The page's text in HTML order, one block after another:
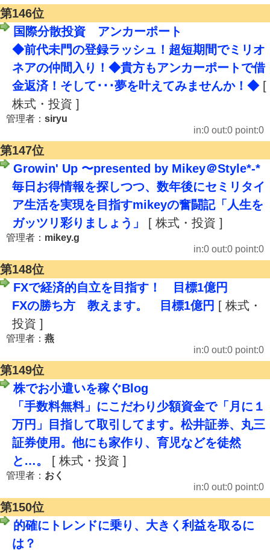
第146位
国際分散投資 アンカーポート
◆前代未門の登録ラッシュ！超短期間でミリオ
ネアの仲間入り！◆貴方もアンカーポートで借
金返済！そして･･･夢を叶えてみませんか！◆[
株式・投資 ]
管理者： siryu
in:0 out:0 point:0
第147位
Growin' Up 〜presented by Mikey＠Style*-*
毎日お得情報を探しつつ、数年後にセミリタイ
ア生活を実現を目指すmikeyの奮闘記「人生を
ガッツリ彩りましょう」
[ 株式・投資 ]
管理者： mikey.g
in:0 out:0 point:0
第148位
FXで経済的自立を目指す！ 目標1億円
FXの勝ち方 教えます。 目標1億円 [ 株式・
投資 ]
管理者： 燕
in:0 out:0 point:0
第149位
株でお小遣いを稼ぐBlog
「手数料無料」にこだわり少額資金で「月に１
万円」目指して取引してます。松井証券、丸三
証券使用。他にも家作り、育児などを徒然
と…。
[ 株式・投資 ]
管理者： おく
in:0 out:0 point:0
第150位
的確にトレンドに乗り、大きく利益を取るに
は？